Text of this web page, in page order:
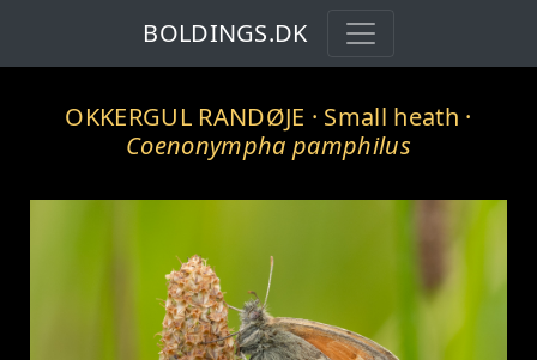
BOLDINGS.DK
OKKERGUL RANDØJE · Small heath ·
Coenonympha pamphilus